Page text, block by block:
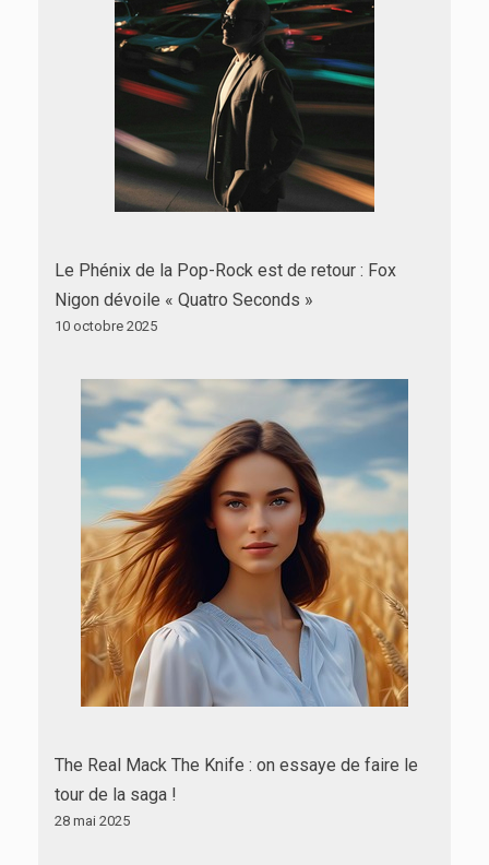
Le Phénix de la Pop-Rock est de retour : Fox
Nigon dévoile « Quatro Seconds »
10 octobre 2025
The Real Mack The Knife : on essaye de faire le
tour de la saga !
28 mai 2025